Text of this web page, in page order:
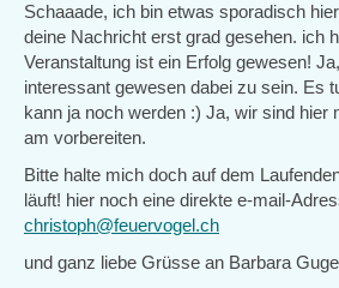
Schaaade, ich bin etwas sporadisch
deine Nachricht erst grad gesehen. ich
Veranstaltung ist ein Erfolg gewesen!
interessant gewesen dabei zu sein. Es
kann ja noch werden :) Ja, wir sind hier
am vorbereiten.
Bitte halte mich doch auf dem
läuft! hier noch eine direkte e-mail-
christoph@feuervogel.ch
und ganz liebe Grüsse an Barbara